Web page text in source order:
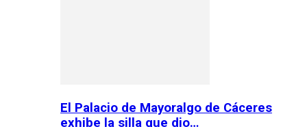
El Palacio de Mayoralgo de Cáceres
exhibe la silla que dio…